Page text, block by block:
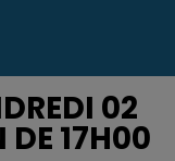
02
17H00